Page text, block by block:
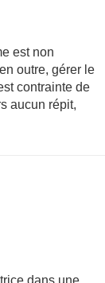
est non
outre, gérer le
contrainte de
aucun répit,